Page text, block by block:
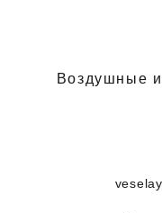
Воздушные